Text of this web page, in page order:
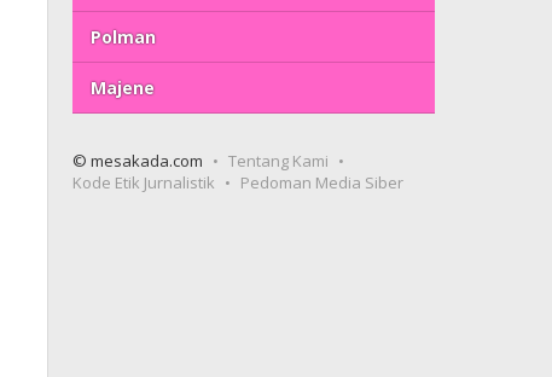
Polman
Majene
© mesakada.com
Tentang Kami
Kode Etik Jurnalistik
Pedoman Media Siber